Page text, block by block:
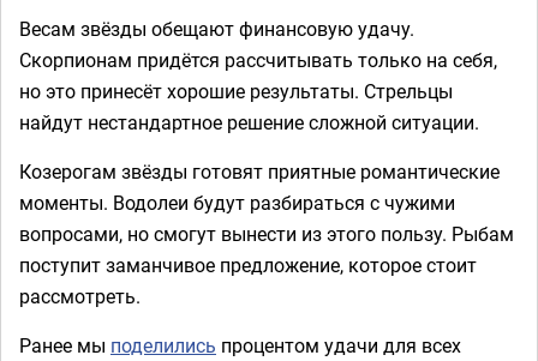
Весам звёзды обещают финансовую удачу.
Скорпионам придётся рассчитывать только на себя,
но это принесёт хорошие результаты. Стрельцы
найдут нестандартное решение сложной ситуации.
Козерогам звёзды готовят приятные романтические
моменты. Водолеи будут разбираться с чужими
вопросами, но смогут вынести из этого пользу. Рыбам
поступит заманчивое предложение, которое стоит
рассмотреть.
Ранее мы поделились процентом удачи для всех